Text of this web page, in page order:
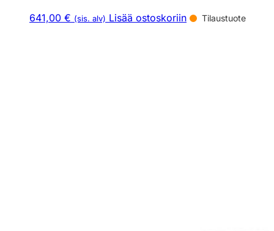
641,00 € (sis. alv) Lisää ostoskoriin Tilaustuote